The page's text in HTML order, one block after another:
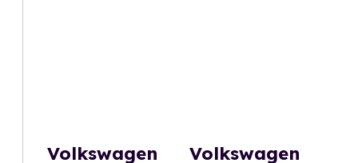
Volkswagen Volkswagen